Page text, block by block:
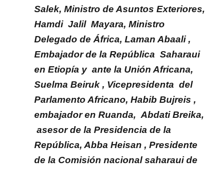
Salek, Ministro de Asuntos Exteriores,
Hamdi Jalil Mayara, Ministro
Delegado de África, Laman Abaali ,
Embajador de la República Saharaui
en Etiopía y ante la Unión Africana,
Suelma Beiruk , Vicepresidenta del
Parlamento Africano, Habib Bujreis ,
embajador en Ruanda, Abdati Breika,
asesor de la Presidencia de la
República, Abba Heisan , Presidente
de la Comisión nacional saharaui de